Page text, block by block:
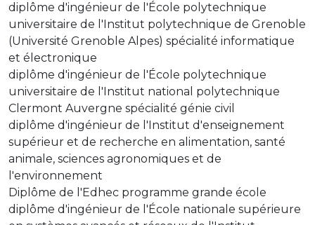
diplôme d'ingénieur de l'École polytechnique
universitaire de l'Institut polytechnique de Grenoble
(Université Grenoble Alpes) spécialité informatique
et électronique
diplôme d'ingénieur de l'École polytechnique
universitaire de l'Institut national polytechnique
Clermont Auvergne spécialité génie civil
diplôme d'ingénieur de l'Institut d'enseignement
supérieur et de recherche en alimentation, santé
animale, sciences agronomiques et de
l'environnement
Diplôme de l'Edhec programme grande école
diplôme d'ingénieur de l'École nationale supérieure